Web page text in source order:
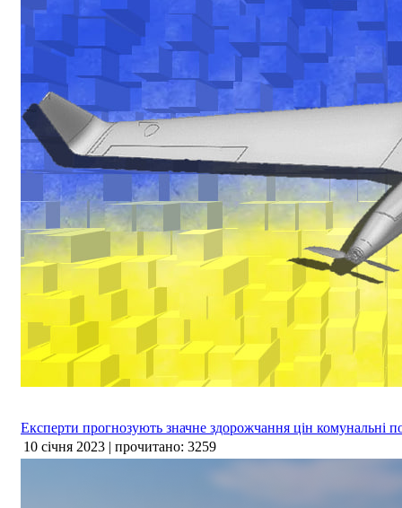
Експерти прогнозують значне здорожчання цін комунальні
10 січня 2023 | прочитано: 3259